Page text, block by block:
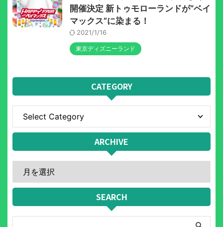
開催決定 新トゥモローランドが“ベイ
マックス”に染まる！
2021/1/16
東京ディズニーランド
CATEGORY
ARCHIVE
SEARCH